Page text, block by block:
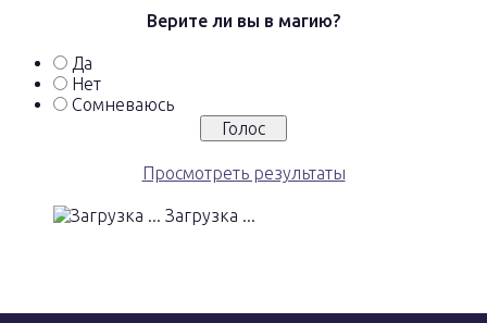
Верите ли вы в магию?
Да
Нет
Сомневаюсь
Просмотреть результаты
Загрузка ...